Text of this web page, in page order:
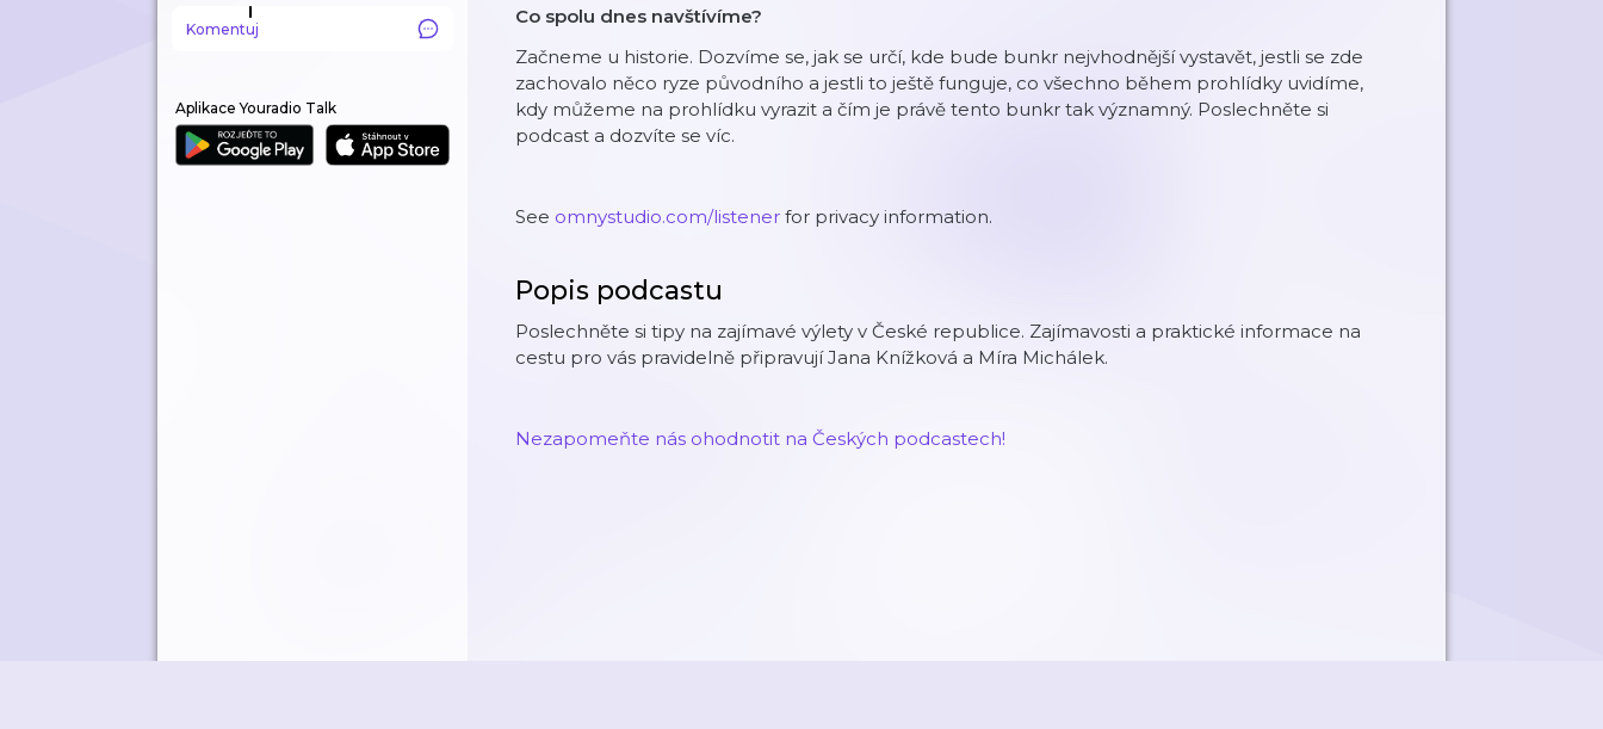
Komentuj
Aplikace Youradio Talk
Co spolu dnes navštívíme?
Začneme u historie. Dozvíme se, jak se určí, kde bude bunkr nejvhodnější vystavět, jestli se zde
zachovalo něco ryze původního a jestli to ještě funguje, co všechno během prohlídky uvidíme,
kdy můžeme na prohlídku vyrazit a čím je právě tento bunkr tak významný. Poslechněte si
podcast a dozvíte se víc.
See omnystudio.com/listener for privacy information.
Popis podcastu
Poslechněte si tipy na zajímavé výlety v České republice. Zajímavosti a praktické informace na
cestu pro vás pravidelně připravují Jana Knížková a Míra Michálek.
Nezapomeňte nás ohodnotit na Českých podcastech!